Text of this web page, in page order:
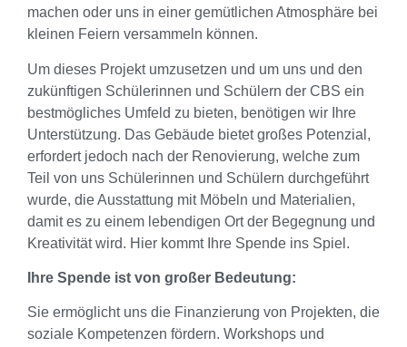
machen oder uns in einer gemütlichen Atmosphäre bei
kleinen Feiern versammeln können.
Um dieses Projekt umzusetzen und um uns und den
zukünftigen Schülerinnen und Schülern der CBS ein
bestmögliches Umfeld zu bieten, benötigen wir Ihre
Unterstützung. Das Gebäude bietet großes Potenzial,
erfordert jedoch nach der Renovierung, welche zum
Teil von uns Schülerinnen und Schülern durchgeführt
wurde, die Ausstattung mit Möbeln und Materialien,
damit es zu einem lebendigen Ort der Begegnung und
Kreativität wird. Hier kommt Ihre Spende ins Spiel.
Ihre Spende ist von großer Bedeutung:
Sie ermöglicht uns die Finanzierung von Projekten, die
soziale Kompetenzen fördern. Workshops und